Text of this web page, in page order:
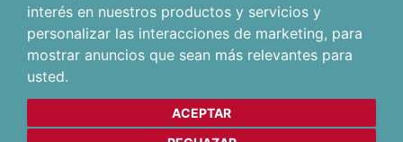
interés en nuestros productos y servicios y
personalizar las interacciones de marketing, para
mostrar anuncios que sean más relevantes para
usted.
ACEPTAR